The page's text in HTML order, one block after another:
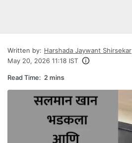
Written by: Harshada Jaywant Shirsekar
May 20, 2026 11:18 IST
Read Time: 2 mins